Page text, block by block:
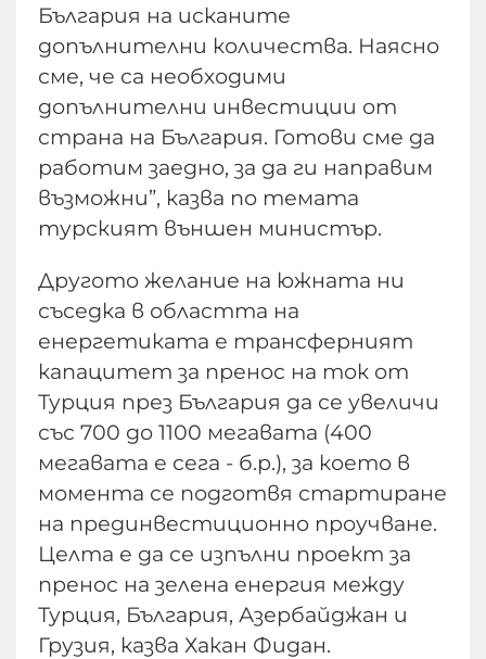
България на исканите
допълнителни количества. Наясно
сме, че са необходими
допълнителни инвестиции от
страна на България. Готови сме да
работим заедно, за да ги направим
възможни”, казва по темата
турският външен министър.
Другото желание на южната ни
съседка в областта на
енергетиката е трансферният
капацитет за пренос на ток от
Турция през България да се увеличи
със 700 до 1100 мегавата (400
мегавата е сега - б.р.), за което в
момента се подготвя стартиране
на прединвестиционно проучване.
Целта е да се изпълни проект за
пренос на зелена енергия между
Турция, България, Азербайджан и
Грузия, казва Хакан Фидан.